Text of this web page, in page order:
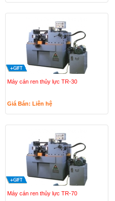
Máy cán ren thủy lực TR-30
Giá Bán: Liên hệ
Máy cán ren thủy lực TR-70